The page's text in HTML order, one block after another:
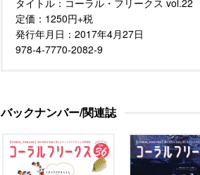
タイトル： コーラル・フリークス vol.22
定価： 1250円+税
発行年月日： 2017年4月27日
978-4-7770-2082-9
バックナンバー/関連誌